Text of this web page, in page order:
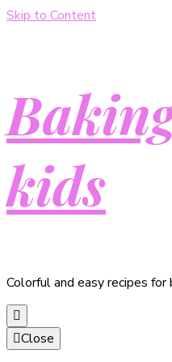
Skip to Content
kids
Colorful and easy recipes for
Close